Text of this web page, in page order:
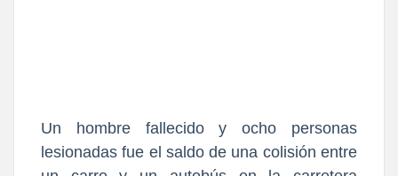
Un hombre fallecido y ocho personas
lesionadas fue el saldo de una colisión entre